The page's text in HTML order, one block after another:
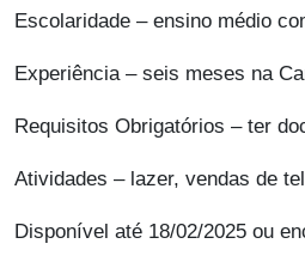
Escolaridade – ensino médio
Experiência – seis meses na
Requisitos Obrigatórios – ter
Atividades – lazer, vendas de
Disponível até 18/02/2025 ou